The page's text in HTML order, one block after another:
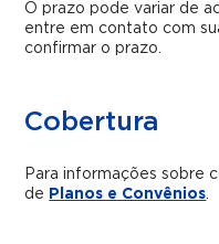
O prazo pode variar de
entre em contato com
confirmar o prazo.
Cobertura
Para informações sobre
de Planos e Convênios.